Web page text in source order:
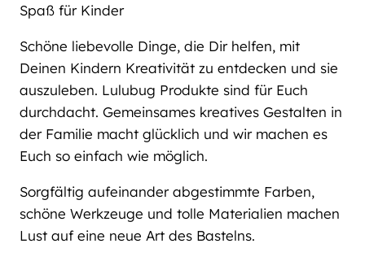
Spaß für Kinder
Schöne liebevolle Dinge, die Dir helfen, mit
Deinen Kindern Kreativität zu entdecken und sie
auszuleben. Lulubug Produkte sind für Euch
durchdacht. Gemeinsames kreatives Gestalten in
der Familie macht glücklich und wir machen es
Euch so einfach wie möglich.
Sorgfältig aufeinander abgestimmte Farben,
schöne Werkzeuge und tolle Materialien machen
Lust auf eine neue Art des Bastelns.